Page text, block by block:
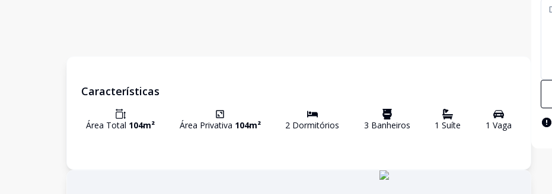
Características
Área Total 104m² Área Privativa 104m² 2 Dormitórios 3 Banheiros 1 Suíte 1 Vaga